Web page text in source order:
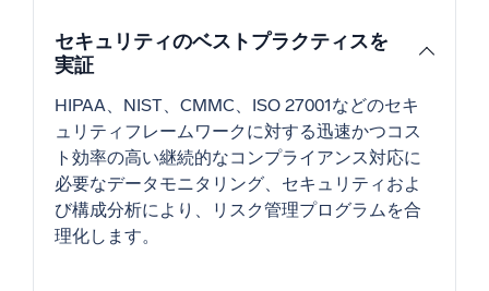
セキュリティのベストプラクティスを
実証
HIPAA、NIST、CMMC、ISO 27001などのセキ
ュリティフレームワークに対する迅速かつコス
ト効率の高い継続的なコンプライアンス対応に
必要なデータモニタリング、セキュリティおよ
び構成分析により、リスク管理プログラムを合
理化します。